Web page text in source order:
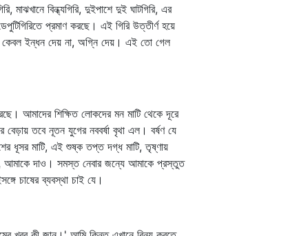
বিন্ধ্যগিরি, দুইপাশে দুই ঘাটগিরি, এর
প্রমাণ করছে। এই গিরি উত্তীর্ণ হয়ে
কেবল ইন্ধন দেয় না, অগ্নি দেয়। এই তো গেল
আমাদের শিক্ষিত লোকদের মন মাটি থেকে দূরে
তবে নূতন যুগের নববর্ষা বৃথা এল। বর্ষণ যে
ধূসর মাটি, এই শুষ্ক তপ্ত দগ্ধ মাটি, তৃষ্ণায়
আমাকে দাও। সমস্ত নেবার জন্যে আমাকে প্রস্তুত
চাষের ব্যবস্থা চাই যে।